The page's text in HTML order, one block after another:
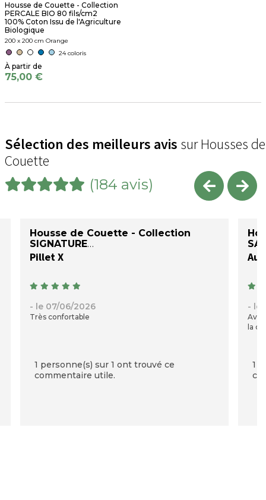
Housse de Couette - Collection
PERCALE BIO 80 fils/cm2
100% Coton Issu de l'Agriculture
Biologique
200 x 200 cm Orange
24 coloris
75,00 €
Sélection des meilleurs avis sur Housses de
Couette
(184 avis)
Housse de Couette - Collection
SIGNATURE
Pillet X
- le 07/06/2026
Très confortable
1 personne(s) sur 1 ont trouvé ce
commentaire utile.
- le
la
1